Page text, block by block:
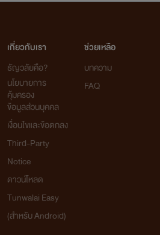
เกี่ยวกับเรา
ธัญวลัยคือ?
นโยบายการ
คุ้มครอง
ข้อมูลส่วนบุคคล
เงื่อนไขและข้อตกลง
Third-Party
Notice
ดาวน์โหลด
Tunwalai Easy
(สำหรับ Android)
ช่วยเหลือ
บทความ
FAQ